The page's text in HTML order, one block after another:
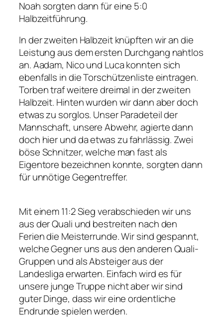
Noah sorgten dann für eine 5:0
Halbzeitführung.
In der zweiten Halbzeit knüpften wir an die
Leistung aus dem ersten Durchgang nahtlos
an. Aadam, Nico und Luca konnten sich
ebenfalls in die Torschützenliste eintragen.
Torben traf weitere dreimal in der zweiten
Halbzeit. Hinten wurden wir dann aber doch
etwas zu sorglos. Unser Paradeteil der
Mannschaft, unsere Abwehr, agierte dann
doch hier und da etwas zu fahrlässig. Zwei
böse Schnitzer, welche man fast als
Eigentore bezeichnen konnte, sorgten dann
für unnötige Gegentreffer.
Mit einem 11:2 Sieg verabschieden wir uns
aus der Quali und bestreiten nach den
Ferien die Meisterrunde. Wir sind gespannt,
welche Gegner uns aus den anderen Quali-
Gruppen und als Absteiger aus der
Landesliga erwarten. Einfach wird es für
unsere junge Truppe nicht aber wir sind
guter Dinge, dass wir eine ordentliche
Endrunde spielen werden.